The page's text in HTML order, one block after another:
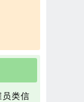
员类信